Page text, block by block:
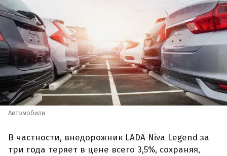
Автомобили
В частности, внедорожник LADA Niva Legend за
три года теряет в цене всего 3,5%, сохраняя,